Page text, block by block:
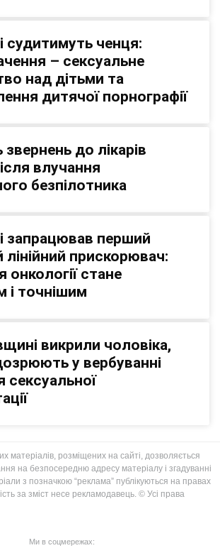
судитимуть ченця:
– сексуальне
над дітьми та
дитячої порнографії
звернень до лікарів
влучання
безпілотника
запрацював перший
лінійний прискорювач:
онкології стане
точнішим
викрили чоловіка,
у вербуванні
сексуальної
матеріалів, розміщених на сайті, дозволяється
на безпосередню адресу матеріалу і згадуванні
з позначкою “реклама” публікуються на правах
за зміст несе рекламодавець. © Усі права
Ми в соцмережах: